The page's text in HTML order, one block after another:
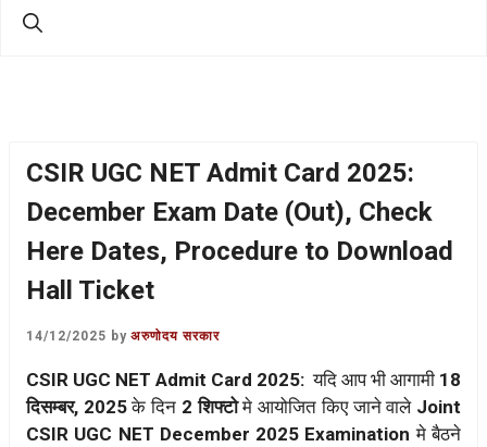
CSIR UGC NET Admit Card 2025:
December Exam Date (Out), Check
Here Dates, Procedure to Download
Hall Ticket
14/12/2025 byअरुणोदय सरकार
CSIR UGC NET Admit Card 2025: यदि आप भी आगामी 18
दिसम्बर, 2025के दिन 2 शिफ्टोमे आयोजित किए जाने वाले Joint
CSIR UGC NET December 2025 Examinationमे बैठने